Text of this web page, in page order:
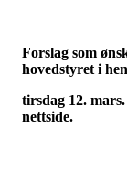
Forslag som
hovedstyret i
tirsdag 12.
nettside.